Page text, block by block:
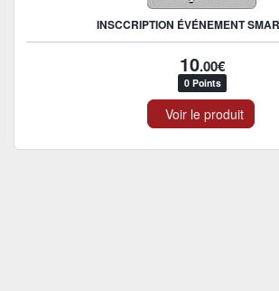
INSCCRIPTION ÉVÉNEMENT
10.00€
0 Points
Voir le produit